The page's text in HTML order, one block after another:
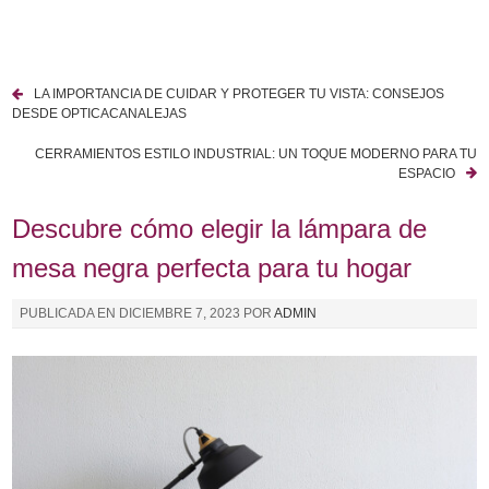
N
e
g
a
c
LA IMPORTANCIA DE CUIDAR Y PROTEGER TU VISTA: CONSEJOS
DESDE OPTICACANALEJAS
CERRAMIENTOS ESTILO INDUSTRIAL: UN TOQUE MODERNO PARA TU
ESPACIO
Descubre cómo elegir la lámpara de
mesa negra perfecta para tu hogar
PUBLICADA EN DICIEMBRE 7, 2023 PORADMIN